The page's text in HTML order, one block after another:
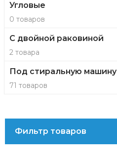
Угловые
0 товаров
С двойной раковиной
2 товара
Под стиральную машину
71 товаров
Фильтр товаров